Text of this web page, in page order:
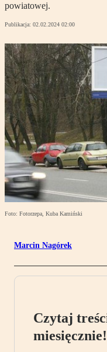
powiatowej.
Publikacja: 02.02.2024 02:00
Foto: Fotorzepa, Kuba Kamiński
Marcin Nagórek
Czytaj
miesięcznie!